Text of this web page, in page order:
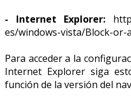
- Internet Explorer:
es/windows-vista/Block-or-
Para acceder a la
Internet Explorer siga
función de la versión del